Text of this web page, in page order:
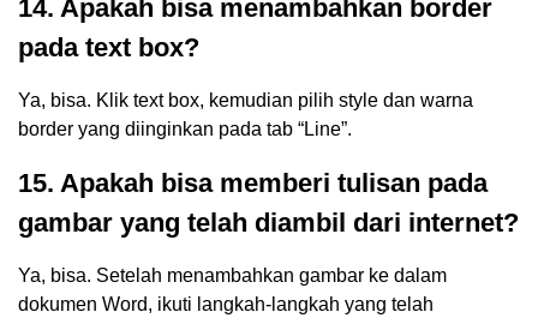
14. Apakah bisa menambahkan border
pada text box?
Ya, bisa. Klik text box, kemudian pilih style dan warna
border yang diinginkan pada tab “Line”.
15. Apakah bisa memberi tulisan pada
gambar yang telah diambil dari internet?
Ya, bisa. Setelah menambahkan gambar ke dalam
dokumen Word, ikuti langkah-langkah yang telah